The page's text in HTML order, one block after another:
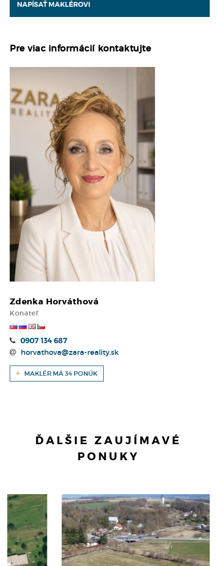
NAPÍSAŤ MAKLÉROVI
Pre viac informácií kontaktujte
Zdenka Horváthová
Konateľ
0907 134 687
horvathova@zara-reality.sk
MAKLÉR MÁ 34 PONÚK
ĎALŠIE ZAUJÍMAVÉ
PONUKY